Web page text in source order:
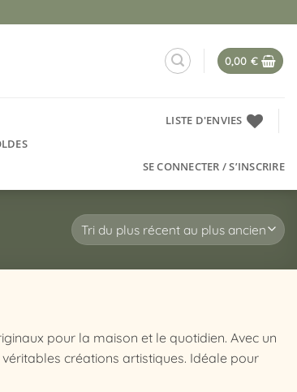
0,00 €
LISTE D'ENVIES
SE CONNECTER / S’INSCRIRE
pour la maison et le quotidien. Avec un
créations artistiques. Idéale pour